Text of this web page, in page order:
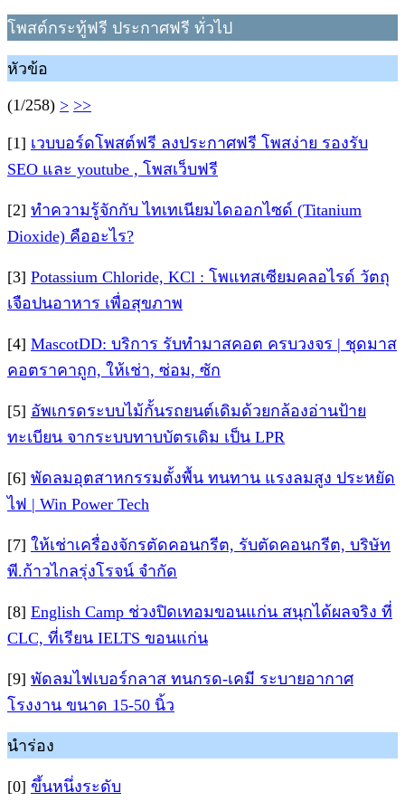
โพสต์กระทู้ฟรี ประกาศฟรี ทั่วไป
หัวข้อ
(1/258) > >>
[1] เวบบอร์ดโพสต์ฟรี ลงประกาศฟรี โพสง่าย รองรับ
SEO และ youtube , โพสเว็บฟรี
[2] ทำความรู้จักกับ ไทเทเนียมไดออกไซด์ (Titanium
Dioxide) คืออะไร?
[3] Potassium Chloride, KCl : โพแทสเซียมคลอไรด์ วัตถุ
เจือปนอาหาร เพื่อสุขภาพ
[4] MascotDD: บริการ รับทำมาสคอต ครบวงจร | ชุดมาส
คอตราคาถูก, ให้เช่า, ซ่อม, ซัก
[5] อัพเกรดระบบไม้กั้นรถยนต์เดิมด้วยกล้องอ่านป้าย
ทะเบียน จากระบบทาบบัตรเดิม เป็น LPR
[6] พัดลมอุตสาหกรรมตั้งพื้น ทนทาน แรงลมสูง ประหยัด
ไฟ | Win Power Tech
[7] ให้เช่าเครื่องจักรตัดคอนกรีต, รับตัดคอนกรีต, บริษัท
พี.ก้าวไกลรุ่งโรจน์ จำกัด
[8] English Camp ช่วงปิดเทอมขอนแก่น สนุกได้ผลจริง ที่
CLC, ที่เรียน IELTS ขอนแก่น
[9] พัดลมไฟเบอร์กลาส ทนกรด-เคมี ระบายอากาศ
โรงงาน ขนาด 15-50 นิ้ว
นำร่อง
[0] ขึ้นหนึ่งระดับ